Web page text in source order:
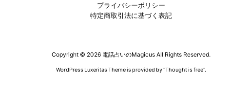
プライバシーポリシー
特定商取引法に基づく表記
Copyright © 2026 電話占いのMagicus All Rights Reserved.
WordPress Luxeritas Theme is provided by "Thought is free".